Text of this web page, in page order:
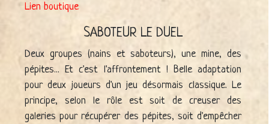
Lien boutique
SABOTEUR LE DUEL
Deux groupes (nains et saboteurs), une mine, des
pépites... Et c'est l'affrontement ! Belle adaptation
pour deux joueurs d'un jeu désormais classique. Le
principe, selon le rôle est soit de creuser des
galeries pour récupérer des pépites, soit d'empêcher